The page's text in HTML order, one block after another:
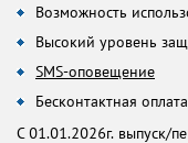
Возможность
Высокий уровень
SMS-оповещение
Бесконтактная оплата​
С 01.01.2026г. выпуск/